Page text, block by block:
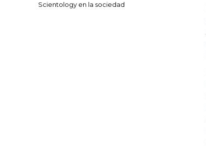
Scientology en la sociedad